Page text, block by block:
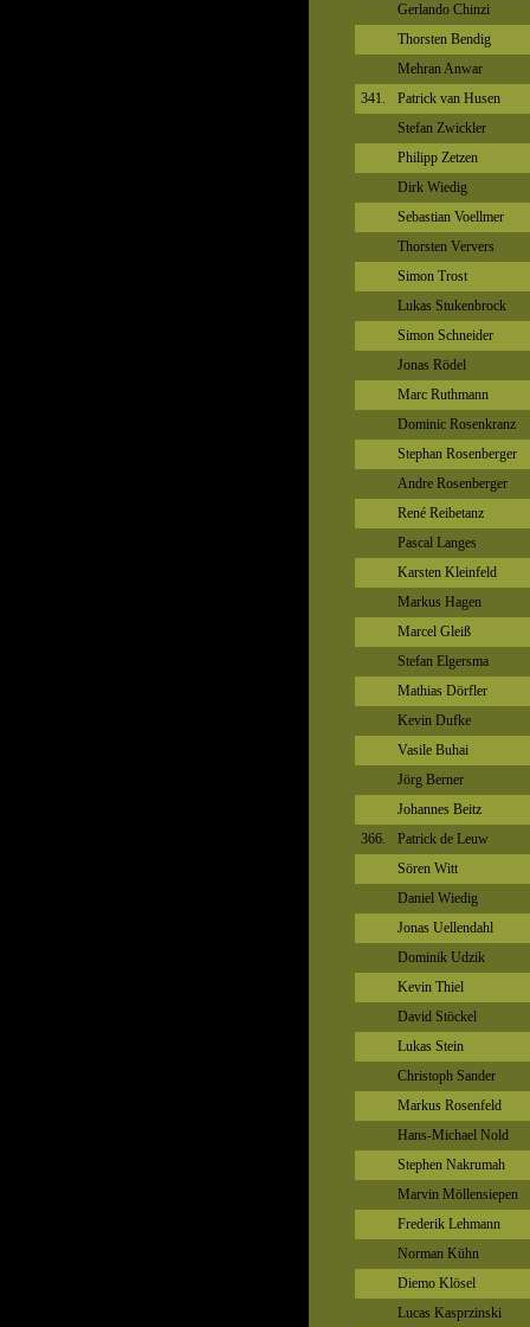
Gerlando Chinzi
Thorsten Bendig
Mehran Anwar
341.
Patrick van Husen
Stefan Zwickler
Philipp Zetzen
Dirk Wiedig
Sebastian Voellmer
Thorsten Ververs
Simon Trost
Lukas Stukenbrock
Simon Schneider
Jonas Rödel
Marc Ruthmann
Dominic Rosenkranz
Stephan Rosenberger
Andre Rosenberger
René Reibetanz
Pascal Langes
Karsten Kleinfeld
Markus Hagen
Marcel Gleiß
Stefan Elgersma
Mathias Dörfler
Kevin Dufke
Vasile Buhai
Jörg Berner
Johannes Beitz
366.
Patrick de Leuw
Sören Witt
Daniel Wiedig
Jonas Uellendahl
Dominik Udzik
Kevin Thiel
David Stöckel
Lukas Stein
Christoph Sander
Markus Rosenfeld
Hans-Michael Nold
Stephen Nakrumah
Marvin Möllensiepen
Frederik Lehmann
Norman Kühn
Diemo Klösel
Lucas Kasprzinski